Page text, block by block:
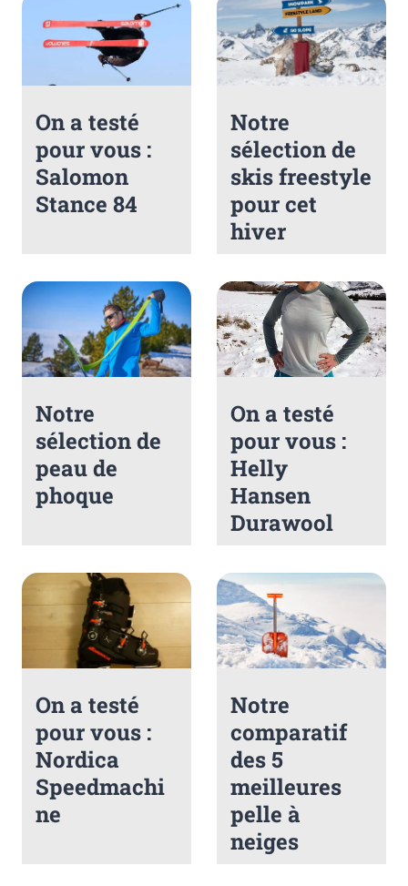
On a testé
pour vous :
Salomon
Stance 84
Notre
sélection de
skis freestyle
pour cet
hiver
Notre
sélection de
peau de
phoque
On a testé
pour vous :
Helly
Hansen
Durawool
On a testé
pour vous :
Nordica
Speedmachi
ne
Notre
comparatif
des 5
meilleures
pelle à
neiges